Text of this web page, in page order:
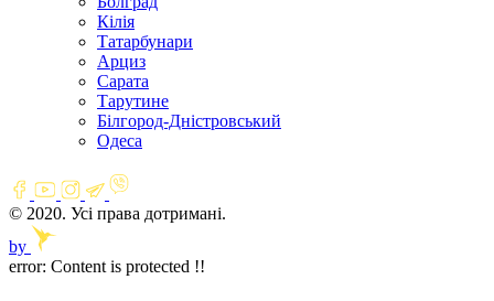
Кілія
Татарбунари
Арциз
Сарата
Тарутине
Білгород-Дністровський
Одеса
© 2020. Усі права дотримані.
by
error: Content is protected !!